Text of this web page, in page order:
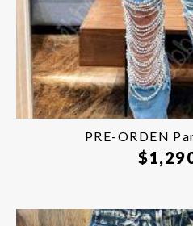
PRE-ORDEN
$